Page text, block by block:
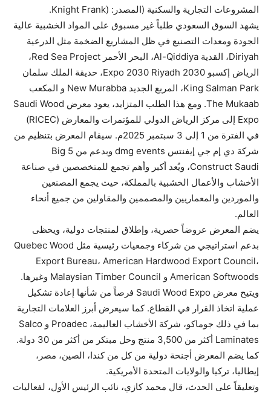
المشروعات التجارية والسكنية (المصدر: (Knight Frank.
يشهد السوق السعودي طلباً غير مسبوق على المواد الخشبية عالية
الجودة ومعدات التصنيع في ظل المشاريع الضخمة مثل الدرعية
Diriyah، القدية Al-Qiddiya، البحر الأحمر Red Sea Project،
الرياض إكسبو 2030 Expo 2030 Riyadh، حديقة الملك سلمان
King Salman Park، المربع الجديد New Murabba و المكعب
The Mukaab. ومع هذا الطلب المتزايد، يعود معرض Saudi Wood
Expo إلى مركز الرياض الدولي للمؤتمرات والمعارض (RICEC)
في الفترة من 1 إلى 3 سبتمبر 2025م. سيقام المعرض بتنظيم من
شركة دي إم جي إيفنتس dmg events وبدعم من Big 5
Construct Saudi، ويُعد أكبر وأهم تجمع للمتخصصين في صناعة
الأخشاب والأعمال الخشبية بالمملكة، حيث يجمع المصنعين
والموردين والمعماريين والمصممين والمقاولين من جميع أنحاء
العالم.
يضم المعرض عروضاً حصرية، وإطلاق لمنتجات دولية، ويحظى
بدعم استراتيجي من شركاء وجمعيات رئيسية مثل Quebec Wood
Export Bureau، American Hardwood Export Council،
American Softwoods و Malaysian Timber Council وغيرها.
ويتيح معرض Saudi Wood Expo فرصاً من شأنها إعادة تشكيل
عملية اتخاذ القرار في القطاع. كما سيعرض أبرز العلامات التجارية
بما في ذلك جوماكو، شركة الأخشاب العاليمة، Proadec و Salco
Laminates أكثر من 3,500 منتج وحل مبتكر من أكثر من 30 دولة.
كما يضم المعرض أجنحة دولية من كل من كندا، الصين، مصر،
إيطاليا، تركيا والولايات المتحدة الأمريكية.
وتعليقاً على الحدث، قال محمد كازي، نائب الرئيس الأول، لفعاليات